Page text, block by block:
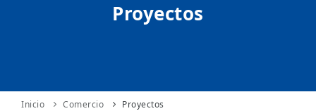
AUTÓNOMO/AUTÓNOMA
INTERNACIONALIZACIÓN
Proyectos
Inicio Comercio Proyectos